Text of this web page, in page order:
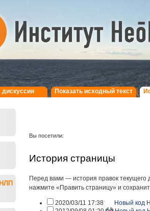
дискуcсии Показать исходный текст
Вы посетили:
История страницы
Перед вами — история правок текущего
нажмите «Править страницу» и
2020/03/11 17:38
Новый код